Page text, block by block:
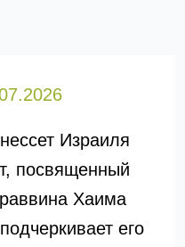
Израиля
посвященный
Хаима
его